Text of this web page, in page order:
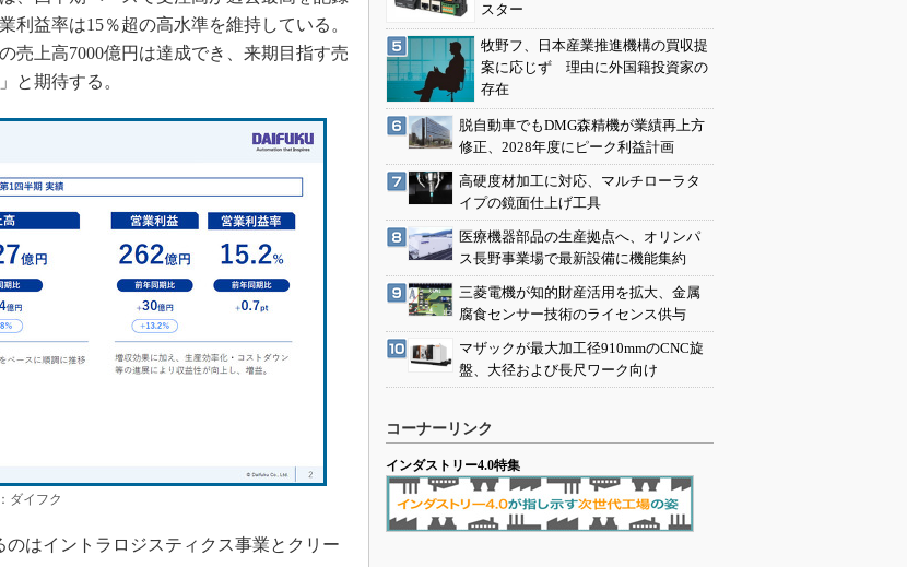
インダストリー4.0
イノベーション
製造業ビッグデータ
メイドインジャパン
知財マネジメント
海外生産
グローバル設計・開発
制御セキュリティ
新型コロナへの対応
利益率は15％超の高水準を維持している。
売上高7000億円は達成でき、来期目指す売
と期待する。
ダイフク
はイントラロジスティクス事業とクリー
スター
牧野フ、日本産業推進機構の買収提
案に応じず 理由に外国籍投資家の
存在
脱自動車でもDMG森精機が業績再上方
修正、2028年度にピーク利益計画
高硬度材加工に対応、マルチローラタ
イプの鏡面仕上げ工具
医療機器部品の生産拠点へ、オリンパ
ス長野事業場で最新設備に機能集約
三菱電機が知的財産活用を拡大、金属
腐食センサー技術のライセンス供与
マザックが最大加工径910mmのCNC旋
盤、大径および長尺ワーク向け
コーナーリンク
インダストリー4.0特集